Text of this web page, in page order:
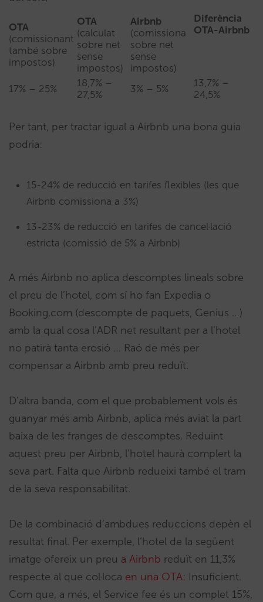
OTA
(comissionant
també sobre
impostos)
OTA
(calculat
sobre net
sense
impostos)
Airbnb
(comissiona
sobre net
sense
impostos)
Diferència
OTA-Airbnb
17% – 25%
18,7% –
27,5%
3% – 5%
13,7% –
24,5%
Per tant, per tractar igual a Airbnb una bona guia
podria:
15-24% de reducció en tarifes flexibles (les que
Airbnb comissiona a 3%)
13-23% de reducció en tarifes de cancel·lació
estricta (comissió de 5% a Airbnb)
A més Airbnb no aplica descomptes lineals sobre
el preu de l’hotel, com sí ho fan Expedia o
Booking.com (descompte de paquets, Genius …)
amb la qual cosa l’ADR net resultant per a l’hotel
no patirà tanta erosió … Raó de més per
compensar a Airbnb amb preu reduït.
D’altra banda, com el que probablement vols és
guanyar més amb Airbnb, aplica més aviat la part
baixa de les franges de descomptes. Reduint
aquest preu per Airbnb, l’hotel haurà complert la
seva part. Falta que Airbnb redueixi també el tram
de la seva responsabilitat.
De la combinació d’ambdues reduccions depèn el
resultat final. Per exemple, l’hotel de la següent
imatge ofereix un preu a Airbnb reduït en 11,3%
respecte al que col·loca en una OTA: Insuficient.
Com que, a més, el Service fee és un complet 15%,